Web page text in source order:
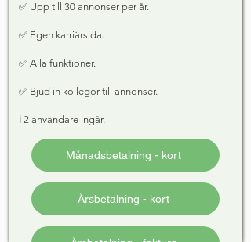
✅ Upp till 30 annonser per år.
✅ Egen karriärsida.
✅ Alla funktioner.
✅ Bjud in kollegor till annonser.
ℹ️ 2 användare ingår.
Månadsbetalning - kort
Årsbetalning - kort